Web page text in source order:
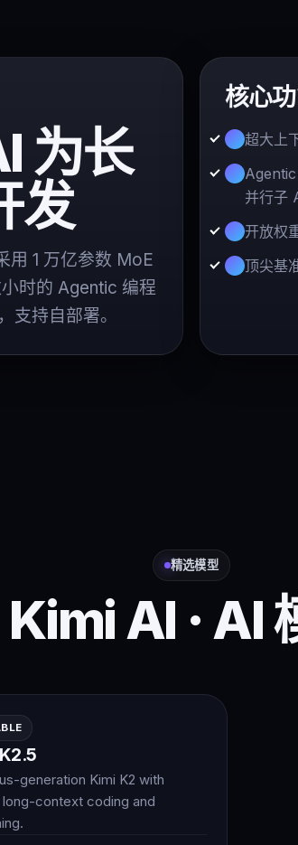
为长
发
用 1 万亿参数 MoE
时的 Agentic 编程
支持自部署。
核心
超大上
并行子
开放权
顶尖基
精选模型
Kimi AI · AI
generation Kimi K2 with
context coding and